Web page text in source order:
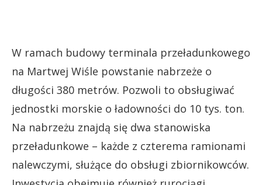
W ramach budowy terminala przeładunkowego
na Martwej Wiśle powstanie nabrzeże o
długości 380 metrów. Pozwoli to obsługiwać
jednostki morskie o ładowności do 10 tys. ton.
Na nabrzeżu znajdą się dwa stanowiska
przeładunkowe – każde z czterema ramionami
nalewczymi, służące do obsługi zbiornikowców.